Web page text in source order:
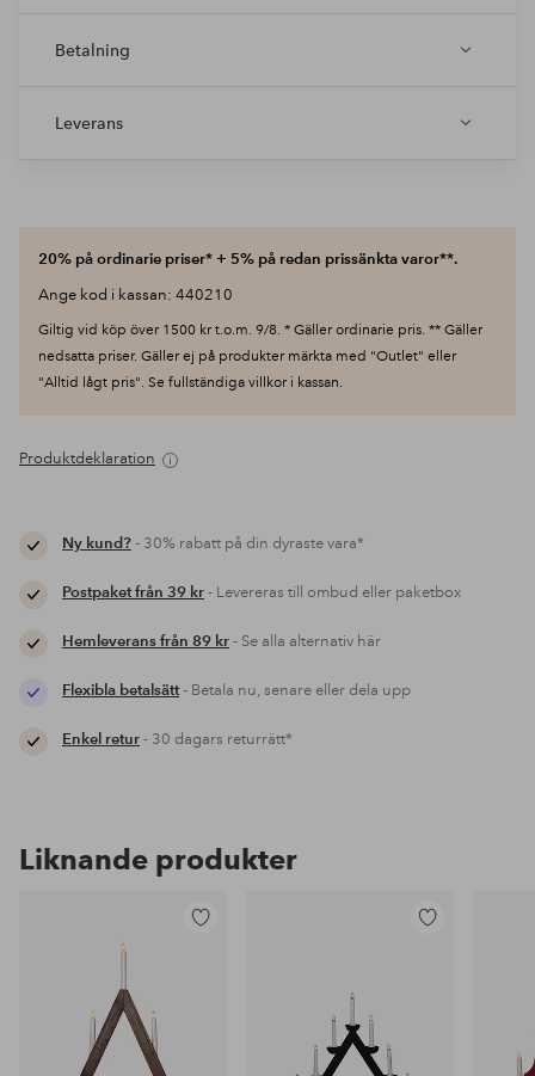
Betalning
Leverans
20% på ordinarie priser* + 5% på redan prissänkta varor**.
Ange kod i kassan: 440210
Giltig vid köp över 1500 kr t.o.m. 9/8. * Gäller ordinarie pris. ** Gäller
nedsatta priser. Gäller ej på produkter märkta med "Outlet" eller
"Alltid lågt pris". Se fullständiga villkor i kassan.
Produktdeklaration
Ny kund?- 30% rabatt på din dyraste vara*
Postpaket från 39 kr- Levereras till ombud eller paketbox
Hemleverans från 89 kr- Se alla alternativ här
Flexibla betalsätt- Betala nu, senare eller dela upp
Enkel retur- 30 dagars returrätt*
Liknande produkter